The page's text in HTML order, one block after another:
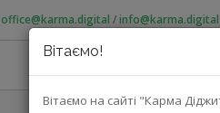
Вітаємо!
Вітаємо на сайті "Карма
office@karma.digital /info@karma.digital